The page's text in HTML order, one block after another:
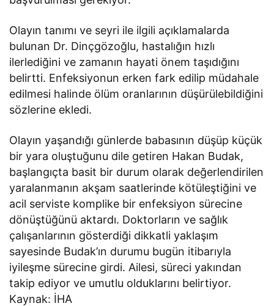
Olayın tanımı ve seyri ile ilgili açıklamalarda
bulunan Dr. Dinçgözoğlu, hastalığın hızlı
ilerlediğini ve zamanın hayati önem taşıdığını
belirtti. Enfeksiyonun erken fark edilip müdahale
edilmesi halinde ölüm oranlarının düşürülebildiğini
sözlerine ekledi.
Olayın yaşandığı günlerde babasının düşüp küçük
bir yara oluştuğunu dile getiren Hakan Budak,
başlangıçta basit bir durum olarak değerlendirilen
yaralanmanın akşam saatlerinde kötüleştiğini ve
acil serviste komplike bir enfeksiyon sürecine
dönüştüğünü aktardı. Doktorların ve sağlık
çalışanlarının gösterdiği dikkatli yaklaşım
sayesinde Budak’ın durumu bugün itibarıyla
iyileşme sürecine girdi. Ailesi, süreci yakından
takip ediyor ve umutlu olduklarını belirtiyor.
Kaynak: İHA